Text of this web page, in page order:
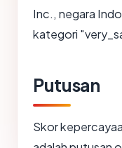
Inc., negara
kategori
Putusan
Skor